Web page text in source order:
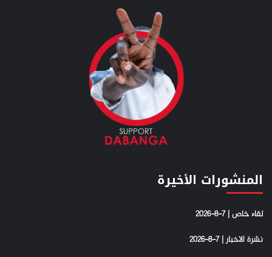
المنشورات الأخيرة
لقاء خاص | 7-8-2026
نشرة الاخبار | 7-8-2026